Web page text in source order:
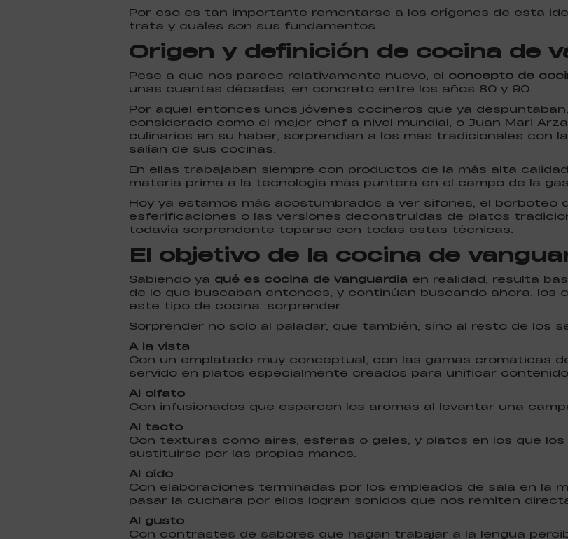
Por eso es tan importante remontarse a los orígenes de esta
trata y cuáles son sus fundamentos.
Origen y definición de cocina de
Pese a que nos parece relativamente nuevo, el concepto de
unas cuantas décadas, en concreto entre los años 80 y 90.
Por aquel entonces unos jóvenes cocineros que ya
considerado como el mejor chef a nivel mundial, o Juan Mari
culinarios en su haber, sorprendían a los más tradicionales con
salían de sus cocinas.
En ellas trabajaban siempre con productos de la más alta
materia prima a la tecnología más puntera en el campo de la
Hoy ya estamos más acostumbrados a ver sifones, el borboteo
esferificaciones o las versiones deconstruidas de platos
todavía sorprendente toparse con todas estas técnicas.
El objetivo de la cocina de
Sabiendo ya qué es cocina de vanguardia en realidad, resulta
de lo que buscaban entonces, y continúan buscando ahora, los
este tipo de cocina: sorprender.
Sorprender no solo al paladar, que también, sino al resto de los
A la vista
Con un emplatado muy conceptual, con las gamas cromáticas
servido en platos especialmente creados para unificar
Al olfato
Con infusionados que esparcen los aromas al levantar una
Al tacto
Con texturas como aires, esferas o geles, y platos en los que
sustituirse por las propias manos.
Al oído
Con elaboraciones terminadas por los empleados de sala en la
pasar la cuchara por ellos logran sonidos que nos remiten
Al gusto
Con contrastes de sabores que hagan trabajar a la lengua